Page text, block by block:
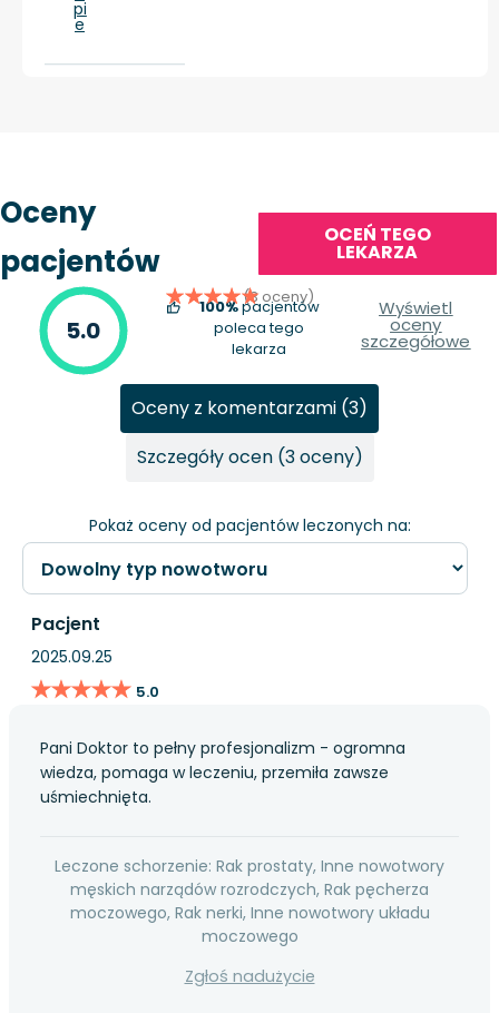
pi
e
Oceny
pacjentów
OCEŃ TEGO
LEKARZA
5.0
(3 oceny)
100%pacjentów
poleca tego
lekarza
Wyświetl
oceny
szczegółowe
Pokaż oceny od pacjentów leczonych na:
Oceny z komentarzami (3)
Szczegóły ocen (3 oceny)
Pacjent
2025.09.25
★★★★★
★★★★★ 5.0
Pani Doktor to pełny profesjonalizm - ogromna
wiedza, pomaga w leczeniu, przemiła zawsze
uśmiechnięta.
Leczone schorzenie: Rak prostaty, Inne nowotwory
męskich narządów rozrodczych, Rak pęcherza
moczowego, Rak nerki, Inne nowotwory układu
moczowego
Zgłoś nadużycie